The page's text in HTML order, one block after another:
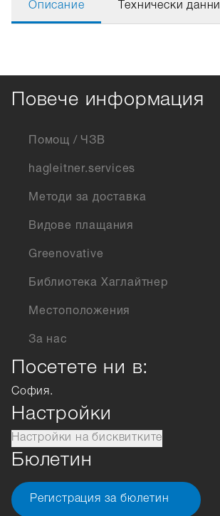
Описание Технически данни
Повече информация
Помощ / ЧЗВ
hagleitner.services
Методи за доставка
Видове плащания
Greenovative
Библиотека Хаглайтнер
Местоположения
За нас
Посетете ни в:
София.
Настройки
Настройки на бисквитките
Бюлетин
Регистрация за бюлетин